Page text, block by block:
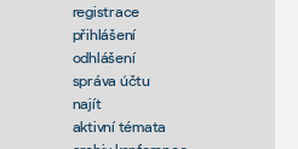
registrace
přihlášení
odhlášení
správa účtu
najít
aktivní témata